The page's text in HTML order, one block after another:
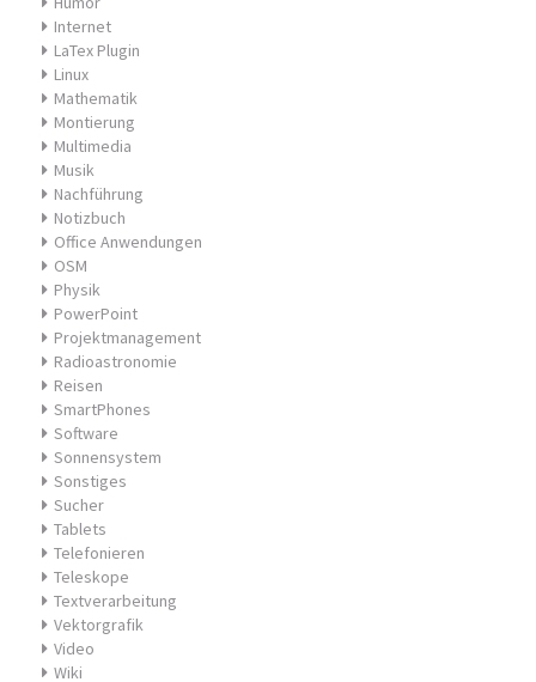
Internet
LaTex Plugin
Linux
Mathematik
Montierung
Multimedia
Musik
Nachführung
Notizbuch
Office Anwendungen
OSM
Physik
PowerPoint
Projektmanagement
Radioastronomie
Reisen
SmartPhones
Software
Sonnensystem
Sonstiges
Sucher
Tablets
Telefonieren
Teleskope
Textverarbeitung
Vektorgrafik
Video
Wiki